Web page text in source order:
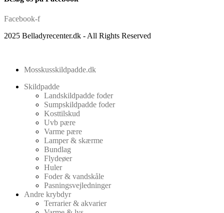
Facebook-f
2025 Belladyrecenter.dk - All Rights Reserved
Mosskusskildpadde.dk
Skildpadde
Landskildpadde foder
Sumpskildpadde foder
Kosttilskud
Uvb pære
Varme pære
Lamper & skærme
Bundlag
Flydeøer
Huler
Foder & vandskåle
Pasningsvejledninger
Andre krybdyr
Terrarier & akvarier